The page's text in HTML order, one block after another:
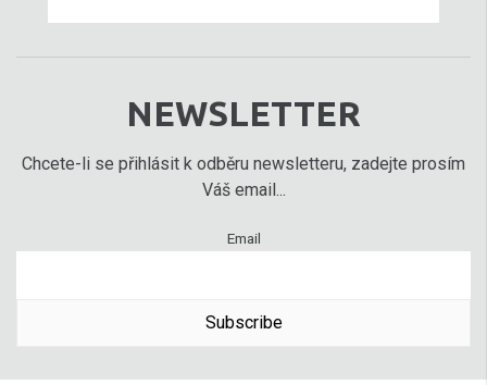
NEWSLETTER
Chcete-li se přihlásit k odběru newsletteru, zadejte prosím
Váš email...
Email
Subscribe